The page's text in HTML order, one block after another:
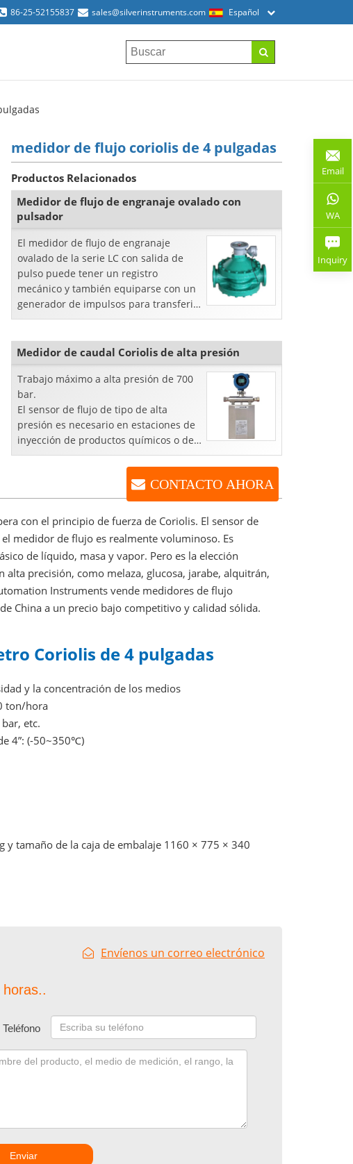
86-25-52155837 sales@silverinstruments.com Español
medidor de flujo coriolis de 4 pulgadas
Productos Relacionados
Medidor de flujo de engranaje ovalado con
pulsador
El medidor de flujo de engranaje
ovalado de la serie LC con salida de
pulso puede tener un registro
mecánico y también equiparse con un
generador de impulsos para transferir
señales de pulso para otros fines de
flujo i
Medidor de caudal Coriolis de alta presión
Trabajo máximo a alta presión de 700
bar.
El sensor de flujo de tipo de alta
presión es necesario en estaciones de
inyección de productos químicos o de
abastecimiento de hidrógeno.
CONTACTO AHORA
con el principio de fuerza de Coriolis. El sensor de
medidor de flujo es realmente voluminoso. Es
de líquido, masa y vapor. Pero es la elección
precisión, como melaza, glucosa, jarabe, alquitrán,
Instruments vende medidores de flujo
China a un precio bajo competitivo y calidad sólida.
Coriolis de 4 pulgadas
y la concentración de los medios
ton/hora
etc.
4”: (-50~350℃)
tamaño de la caja de embalaje 1160 × 775 × 340
Envíenos un correo electrónico
Teléfono
Enviar
Email
WA
Inquiry